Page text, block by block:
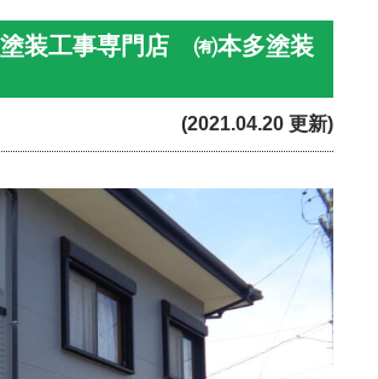
装工事専門店 ㈲本多塗装
(2021.04.20 更新)